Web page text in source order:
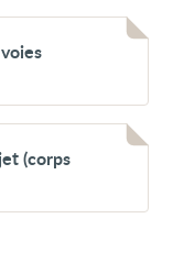
(corps